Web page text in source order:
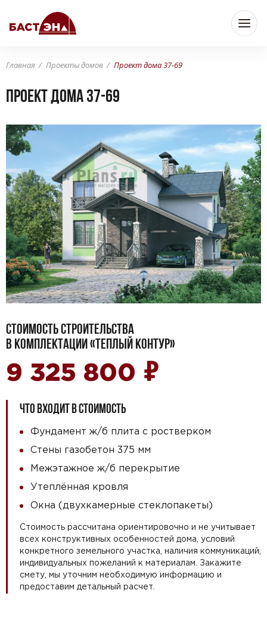
Главная Проекты домов Проект дома 37-69
Проект дома 37-69
СТОИМОСТЬ СТРОИТЕЛЬСТВА
В КОМПЛЕКТАЦИИ «ТЕПЛЫЙ КОНТУР»
9 325 800 ₽
ЧТО ВХОДИТ В СТОИМОСТЬ
Фундамент ж/б плита с ростверком
Стены газобетон 375 мм
Межэтажное ж/б перекрытие
Утеплённая кровля
Окна (двухкамерные стеклопакеты)
Стоимость рассчитана ориентировочно и не учитывает
всех конструктивных особенностей дома, условий
конкретного земельного участка, наличия коммуникаций,
индивидуальных пожеланий к материалам. Закажите
смету, мы уточним необходимую информацию и
предоставим детальный расчет.